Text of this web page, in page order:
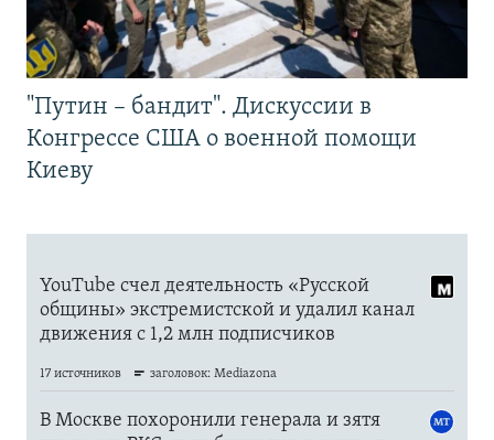
"Путин – бандит". Дискуссии в
Конгрессе США о военной помощи
Киеву